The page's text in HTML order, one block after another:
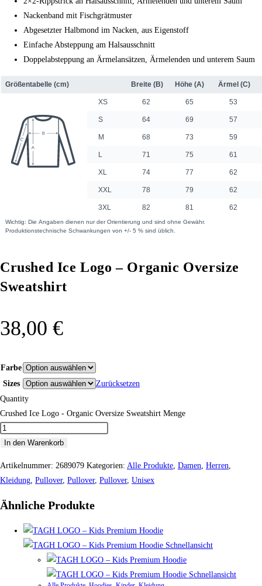
Nackenband mit Fischgrätmuster
Abgesetzter Halbmond im Nacken, aus Eigenstoff
Einfache Absteppung am Halsausschnitt
Doppelabsteppung an Ärmelansätzen, Ärmelenden und unterem Saum
Crushed Ice Logo – Organic Oversize
Sweatshirt
38,00 €
Farbe
Sizes
Zurücksetzen
Quantity
Crushed Ice Logo - Organic Oversize Sweatshirt Menge
In den Warenkorb
Artikelnummer: 2689079 Kategorien: Alle Produkte Damen Herren
Kleidung Pullover, Pullover, Pullover, Unisex
Ähnliche Produkte
Schnellansicht
Schnellansicht